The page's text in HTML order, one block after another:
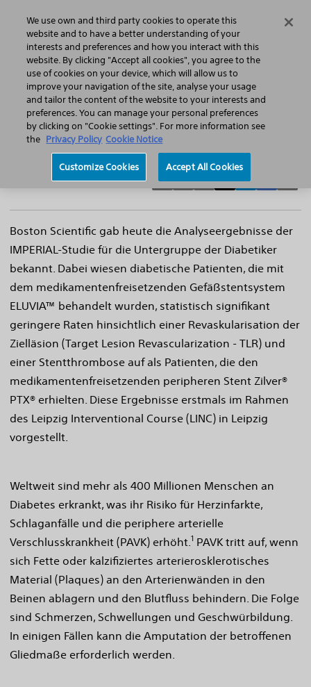
Search Menu
Home Featured Stories Press Releases
Analyse der Diabetiker-Daten der Imperial
Studie zeigt, dass ELUVIA bei dieser Gruppe
wirksamer ist
Boston Scientific gab heute die Analyseergebnisse der
IMPERIAL-Studie für die Untergruppe der Diabetiker
bekannt. Dabei wiesen diabetische Patienten, die mit
dem medikamentenfreisetzenden Gefäßstentsystem
ELUVIA™ behandelt wurden, statistisch signifikant
geringere Raten hinsichtlich einer Revaskularisation der
Zielläsion (Target Lesion Revascularization - TLR) und
einer Stentthrombose auf als Patienten, die den
medikamentenfreisetzenden peripheren Stent Zilver®
PTX® erhielten. Diese Ergebnisse erstmals im Rahmen
des Leipzig Interventional Course (LINC) in Leipzig
vorgestellt.
Weltweit sind mehr als 400 Millionen Menschen an
Diabetes erkrankt, was ihr Risiko für Herzinfarkte,
Schlaganfälle und die periphere arterielle
Verschlusskrankheit (PAVK) erhöht.1 PAVK tritt auf, wenn
sich Fette oder kalzifiziertes arterierosklerotisches
Material (Plaques) an den Arterienwänden in den
Beinen ablagern und den Blutfluss behindern. Die Folge
sind Schmerzen, Schwellungen und Geschwürbildung.
In einigen Fällen kann die Amputation der betroffenen
Gliedmaße erforderlich werden.
We use own and third party cookies to operate this
website and to have a better understanding of your
interests and preferences and how you interact with this
website. By clicking "Accept all cookies", you agree to the
use of cookies on your device, which will allow us to
improve your navigation of the site, analyse your usage
and tailor the content of the website to your interests and
preferences. You can manage your personal preferences
by clicking on "Cookie settings". For more information see
the Privacy Policy Cookie Notice
Customize Cookies Accept All Cookies